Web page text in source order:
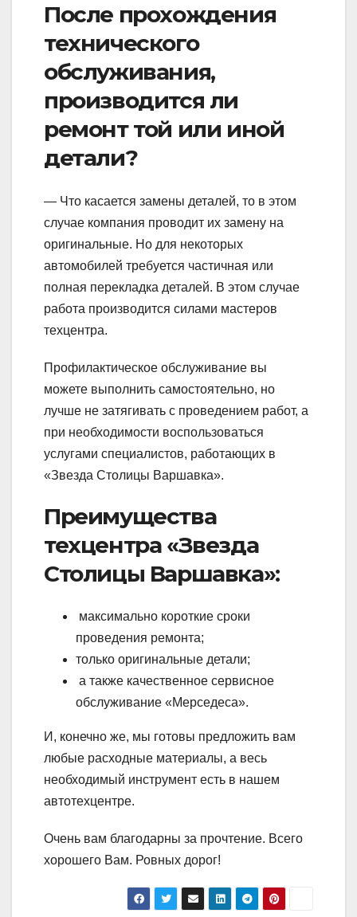
После прохождения
технического
обслуживания,
производится ли
ремонт той или иной
детали?
— Что касается замены деталей, то в этом
случае компания проводит их замену на
оригинальные. Но для некоторых
автомобилей требуется частичная или
полная перекладка деталей. В этом случае
работа производится силами мастеров
техцентра.
Профилактическое обслуживание вы
можете выполнить самостоятельно, но
лучше не затягивать с проведением работ, а
при необходимости воспользоваться
услугами специалистов, работающих в
«Звезда Столицы Варшавка».
Преимущества
техцентра «Звезда
Столицы Варшавка»:
максимально короткие сроки
проведения ремонта;
только оригинальные детали;
а также качественное сервисное
обслуживание «Мерседеса».
И, конечно же, мы готовы предложить вам
любые расходные материалы, а весь
необходимый инструмент есть в нашем
автотехцентре.
Очень вам благодарны за прочтение. Всего
хорошего Вам. Ровных дорог!